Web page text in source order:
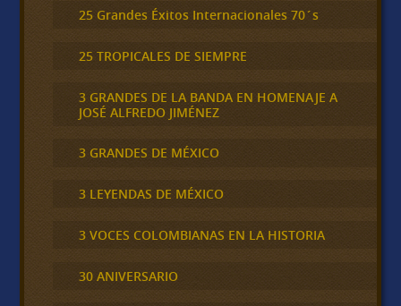
25 Grandes Éxitos Internacionales 70´s
25 TROPICALES DE SIEMPRE
3 GRANDES DE LA BANDA EN HOMENAJE A
JOSÉ ALFREDO JIMÉNEZ
3 GRANDES DE MÉXICO
3 LEYENDAS DE MÉXICO
3 VOCES COLOMBIANAS EN LA HISTORIA
30 ANIVERSARIO